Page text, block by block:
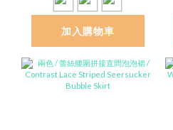
加入購物車